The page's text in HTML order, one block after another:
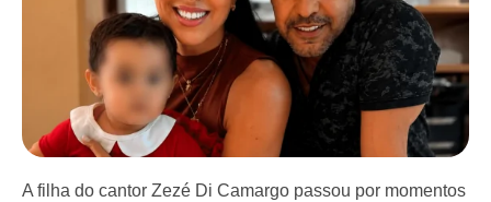
A filha do cantor Zezé Di Camargo passou por momentos